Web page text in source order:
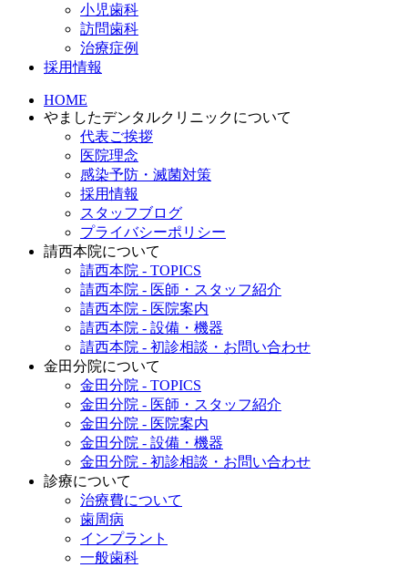
小児歯科
訪問歯科
治療症例
採用情報
HOME
やましたデンタルクリニックについて
代表ご挨拶
医院理念
感染予防・滅菌対策
採用情報
スタッフブログ
プライバシーポリシー
請西本院について
請西本院 - TOPICS
請西本院 - 医師・スタッフ紹介
請西本院 - 医院案内
請西本院 - 設備・機器
請西本院 - 初診相談・お問い合わせ
金田分院について
金田分院 - TOPICS
金田分院 - 医師・スタッフ紹介
金田分院 - 医院案内
金田分院 - 設備・機器
金田分院 - 初診相談・お問い合わせ
診療について
治療費について
歯周病
インプラント
一般歯科